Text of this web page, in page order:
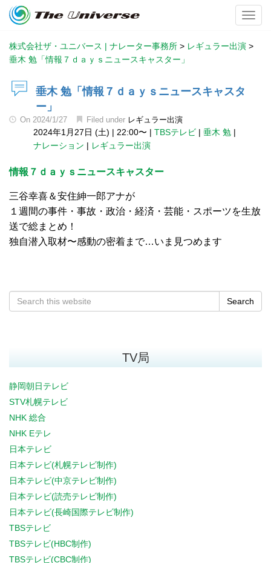
株式会社ザ・ユニバース | ナレーター事務所 > レギュラー出演 >
垂木 勉「情報７ｄａｙｓニュースキャスター」
垂木 勉「情報７ｄａｙｓニュースキャスタ
ー」
On 2024/1/27 Filed under レギュラー出演
2024年1月27日 (土) | 22:00〜 | TBSテレビ | 垂木 勉 |
ナレーション | レギュラー出演
情報７ｄａｙｓニュースキャスター
三谷幸喜＆安住紳一郎アナが
１週間の事件・事故・政治・経済・芸能・スポーツを生放
送で総まとめ！
独自潜入取材〜感動の密着まで…いま見つめます
Search
TV局
静岡朝日テレビ
STV札幌テレビ
NHK 総合
NHK Eテレ
日本テレビ
日本テレビ(札幌テレビ制作)
日本テレビ(中京テレビ制作)
日本テレビ(読売テレビ制作)
日本テレビ(長崎国際テレビ制作)
TBSテレビ
TBSテレビ(HBC制作)
TBSテレビ(CBC制作)